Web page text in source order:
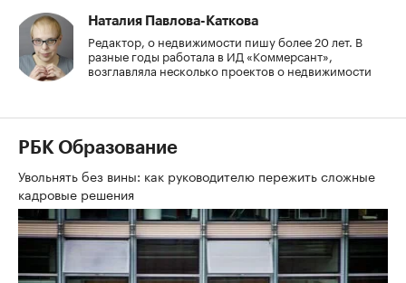
Наталия Павлова-Каткова
Редактор, о недвижимости пишу более 20 лет. В
разные годы работала в ИД «Коммерсант»,
возглавляла несколько проектов о недвижимости
РБК Образование
Увольнять без вины: как руководителю пережить сложные
кадровые решения